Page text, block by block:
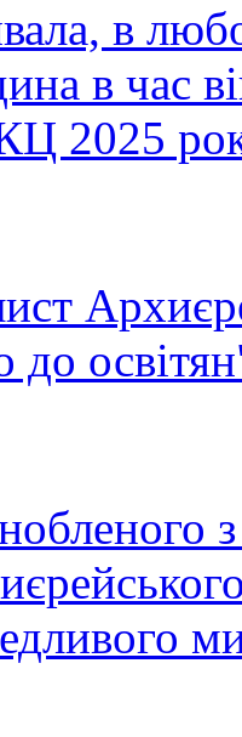
в
в час
2025
до